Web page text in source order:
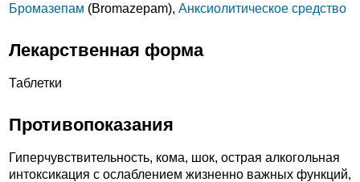
Бромазепам (Bromazepam), Анксиолитическое средство
Лекарственная форма
Таблетки
Противопоказания
Гиперчувствительность, кома, шок, острая алкогольная
интоксикация с ослаблением жизненно важных функций,